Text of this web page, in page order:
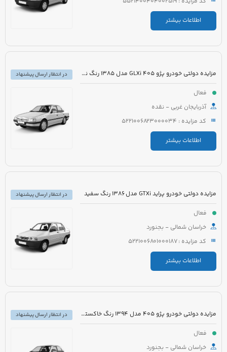
اطلاعات بیشتر
مزایده دولتی خودرو پژو 405 GLXi مدل 1385 رنگ نقره ای
فعال
آذربایجان غربی - نقده
کد مزایده : 5221006823000034
اطلاعات بیشتر
در انتظار ارسال پیشنهاد
مزایده دولتی خودرو پراید GTXi مدل 1386 رنگ سفید
فعال
خراسان شمالی - بجنورد
کد مزایده : 5221006801000187
اطلاعات بیشتر
در انتظار ارسال پیشنهاد
مزایده دولتی خودرو پژو 405 مدل 1394 رنگ خاکستری
فعال
خراسان شمالی - بجنورد
در انتظار ارسال پیشنهاد